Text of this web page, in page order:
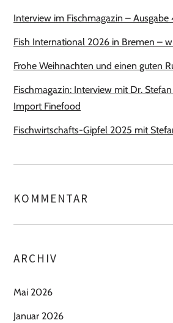
Interview im Fischmagazin –
Fish International 2026 in Bremen –
Frohe Weihnachten und einen guten
Fischmagazin: Interview mit Dr.
Import Finefood
Fischwirtschafts-Gipfel 2025 mit
KOMMENTAR
ARCHIV
Mai 2026
Januar 2026